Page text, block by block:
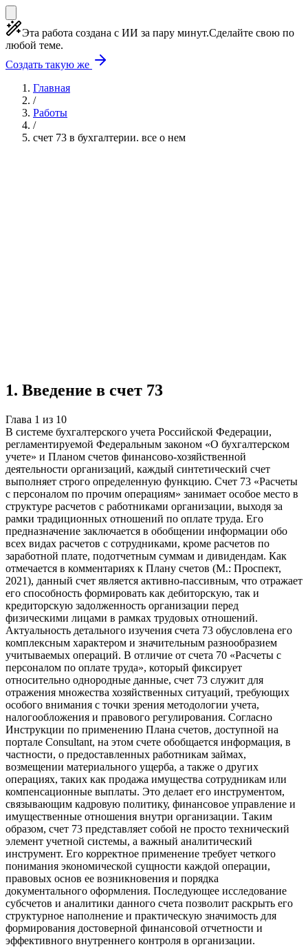
Эта работа создана с ИИ за пару минут.Сделайте свою по
любой теме.
Создать такую же
Главная
/
Работы
/
счет 73 в бухгалтерии. все о нем
1. Введение в счет 73
Глава 1 из 10
В системе бухгалтерского учета Российской Федерации,
регламентируемой Федеральным законом «О бухгалтерском
учете» и Планом счетов финансово-хозяйственной
деятельности организаций, каждый синтетический счет
выполняет строго определенную функцию. Счет 73 «Расчеты
с персоналом по прочим операциям» занимает особое место в
структуре расчетов с работниками организации, выходя за
рамки традиционных отношений по оплате труда. Его
предназначение заключается в обобщении информации обо
всех видах расчетов с сотрудниками, кроме расчетов по
заработной плате, подотчетным суммам и дивидендам. Как
отмечается в комментариях к Плану счетов (М.: Проспект,
2021), данный счет является активно-пассивным, что отражает
его способность формировать как дебиторскую, так и
кредиторскую задолженность организации перед
физическими лицами в рамках трудовых отношений.
Актуальность детального изучения счета 73 обусловлена его
комплексным характером и значительным разнообразием
учитываемых операций. В отличие от счета 70 «Расчеты с
персоналом по оплате труда», который фиксирует
относительно однородные данные, счет 73 служит для
отражения множества хозяйственных ситуаций, требующих
особого внимания с точки зрения методологии учета,
налогообложения и правового регулирования. Согласно
Инструкции по применению Плана счетов, доступной на
портале Consultant, на этом счете обобщается информация, в
частности, о предоставленных работникам займах,
возмещении материального ущерба, а также о других
операциях, таких как продажа имущества сотрудникам или
компенсационные выплаты. Это делает его инструментом,
связывающим кадровую политику, финансовое управление и
имущественные отношения внутри организации. Таким
образом, счет 73 представляет собой не просто технический
элемент учетной системы, а важный аналитический
инструмент. Его корректное применение требует четкого
понимания экономической сущности каждой операции,
правовых основ ее возникновения и порядка
документального оформления. Последующее исследование
субсчетов и аналитики данного счета позволит раскрыть его
структурное наполнение и практическую значимость для
формирования достоверной финансовой отчетности и
эффективного внутреннего контроля в организации.